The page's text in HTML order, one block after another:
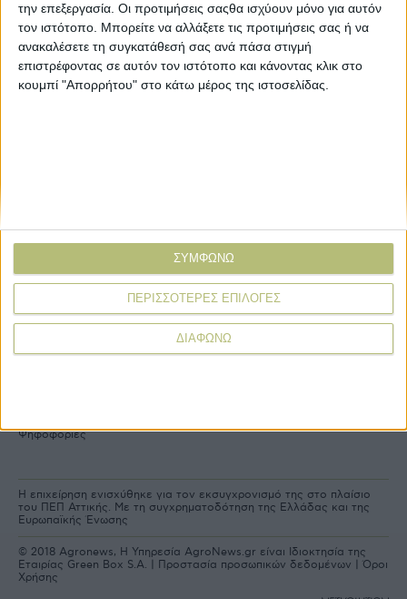
την επεξεργασία. Οι προτιμήσεις σαςθα ισχύουν μόνο για αυτόν
τον ιστότοπο. Μπορείτε να αλλάξετε τις προτιμήσεις σας ή να
ανακαλέσετε τη συγκατάθεσή σας ανά πάσα στιγμή
επιστρέφοντας σε αυτόν τον ιστότοπο και κάνοντας κλικ στο
κουμπί "Απορρήτου" στο κάτω μέρος της ιστοσελίδας.
ΠΕΡΙΣΣΟΤΕΡΕΣ ΕΠΙΛΟΓΕΣ
ΔΙΑΦΩΝΩ
ΣΥΜΦΩΝΩ
ΒΙΒΛΙΟΘΗΚΗ
Τεχνολογία
Special Reports
Ιστορική αναδρομή
Agrenda Ηλεκτρονικά
Επικοινωνία
Ψηφοφορίες
More
Η επιχείρηση ενισχύθηκε για τον εκσυγχρονισμό της στο πλαίσιο
του ΠΕΠ Αττικής. Με τη συγχρηματοδότηση της Ελλάδας και της
Ευρωπαϊκής Ένωσης
© 2018 Agronews, Η Υπηρεσία AgroNews.gr είναι Ιδιοκτησία της
Εταιρίας Green Box S.A. | Προστασία προσωπικών δεδομένων
Όροι
Χρήσης